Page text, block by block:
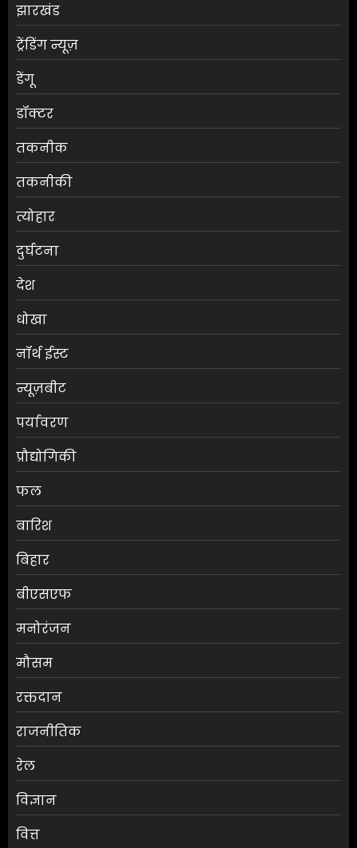
झारखंड
ट्रेंडिंग न्यूज़
डेंगू
डॉक्टर
तकनीक
तकनीकी
त्योहार
दुर्घटना
देश
धोखा
नॉर्थ ईस्ट
न्यूज़बीट
पर्यावरण
प्रौद्योगिकी
फल
बारिश
बिहार
बीएसएफ
मनोरंजन
मौसम
रक्तदान
राजनीतिक
रेल
विज्ञान
वित्त
एलबीएसएम कॉलेज में स्नातक